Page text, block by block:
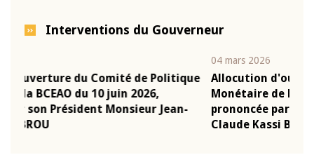
Interventions du Gouverneur
Allocution d'ouverture du Comité de Politique
Monétaire de la BCEAO du 4 mars 2026,
prononcée par son Président Monsieur Jean-
Claude Kassi BROU